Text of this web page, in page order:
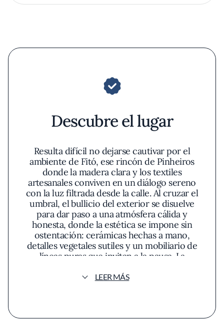
Descubre el lugar
Resulta difícil no dejarse cautivar por el
ambiente de Fitó, ese rincón de Pinheiros
donde la madera clara y los textiles
artesanales conviven en un diálogo sereno
con la luz filtrada desde la calle. Al cruzar el
umbral, el bullicio del exterior se disuelve
para dar paso a una atmósfera cálida y
honesta, donde la estética se impone sin
ostentación: cerámicas hechas a mano,
detalles vegetales sutiles y un mobiliario de
líneas puras que invitan a la pausa. La
visual con los paisajes cromáticos que se
LEER MÁS